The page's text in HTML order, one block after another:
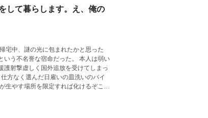
して暮らします。え、俺の
護射撃虚しく国外追放を受けてしまっ